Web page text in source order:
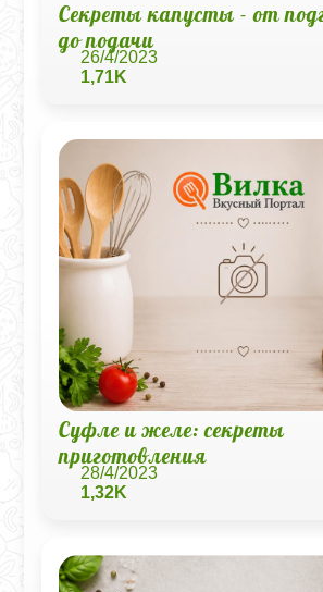
Секреты капусты - от
до подачи
26/4/2023
1,71K
Суфле и желе: секреты
приготовления
28/4/2023
1,32K